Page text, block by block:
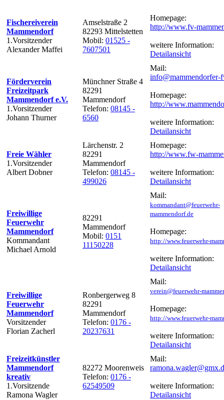
Fischereiverein
Mammendorf
1.Vorsitzender
Alexander Maffei
Amselstraße 2
82293 Mittelstetten
Mobil: 01525 -
7607501
Homepage:
http://www.fv-
weitere Information:
Detailansicht
Förderverein
Freizeitpark
Mammendorf e.V.
1.Vorsitzender
Johann Thurner
Münchner Straße 4
82291
Mammendorf
Telefon: 08145 -
6560
Mail:
info@mammendorfer-
Homepage:
http://
weitere Information:
Detailansicht
Freie Wähler
1.Vorsitzender
Albert Dobner
Lärchenstr. 2
82291
Mammendorf
Telefon: 08145 -
499026
Homepage:
http://www.fw-
weitere Information:
Detailansicht
Freiwillige
Feuerwehr
Mammendorf
Kommandant
Michael Arnold
82291
Mammendorf
Mobil: 0151
11150228
Mail:
kommandant@feuerwehr-
mammendorf.de
Homepage:
http://www.feuerwehr-
weitere Information:
Detailansicht
Freiwillige
Feuerwehr
Mammendorf
Vorsitzender
Florian Zacherl
Ronbergerweg 8
82291
Mammendorf
Telefon: 0176 -
20237631
Mail:
verein@feuerwehr-
Homepage:
http://www.feuerwehr-
weitere Information:
Detailansicht
Freizeitkünstler
Mammendorf
kreativ
1.Vorsitzende
Ramona Wagler
82272 Moorenweis
Telefon: 0176 -
62549509
Mail:
weitere Information:
Detailansicht